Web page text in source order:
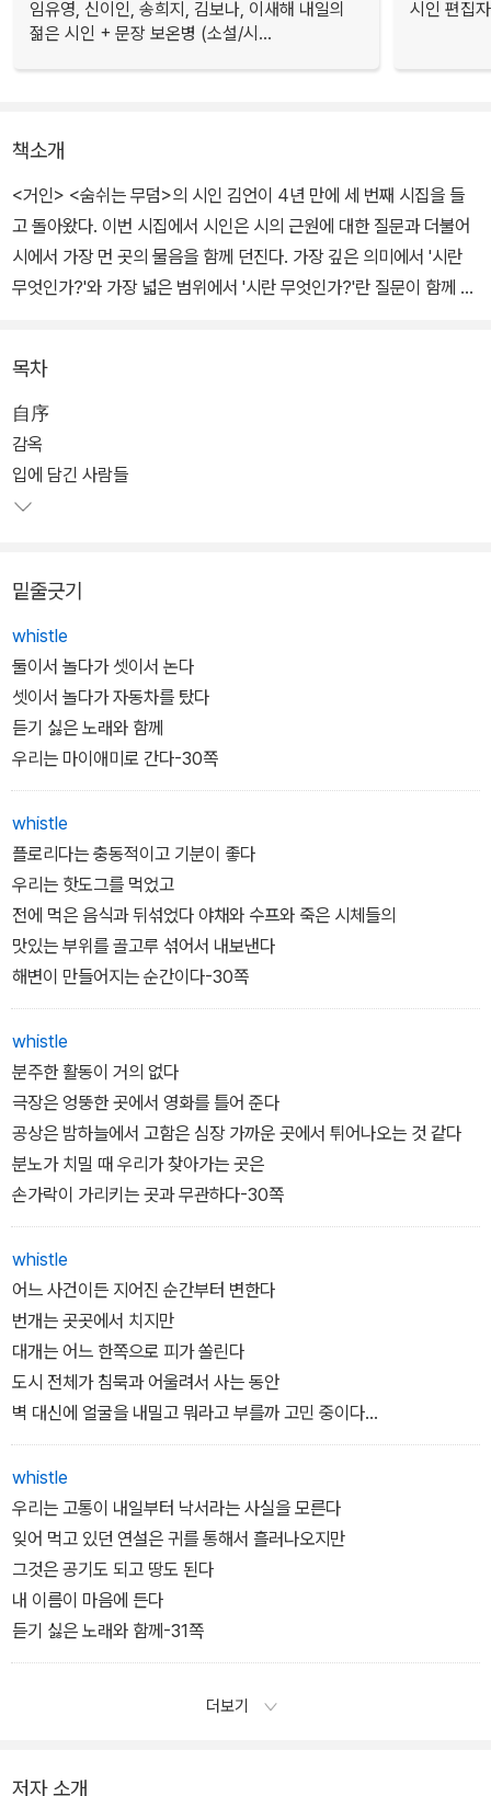
임유영, 신이인, 송희지, 김보나, 이새해 내일의
젊은 시인 + 문장 보온병 (소설/시...
시인 편집
책소개
<거인> <숨쉬는 무덤>의 시인 김언이 4년 만에 세 번째 시집을 들
고 돌아왔다. 이번 시집에서 시인은 시의 근원에 대한 질문과 더불어
시에서 가장 먼 곳의 물음을 함께 던진다. 가장 깊은 의미에서 '시란
무엇인가?'와 가장 넓은 범위에서 '시란 무엇인가?'란 질문이 함께 내
시인은 소통을 거부하는 시가 아니라 가장 은밀한 소통을 꿈꾼다. 시
의 근원주의자인 시인이 '소설을 쓰자'라는 제목으로 시집을 선보인
이유는, 실제로 소설을 쓰겠다는 것이 아니라 그만큼 '다른 시'를 쓰겠
다는 뜻이다. 시의 가장 뿌리 깊은 매력인 언어와 시의 가장 먼 곳의
소설에서 오는 모험을 함께 묶어 놓은 시집이다.
목차
自序
감옥
입에 담긴 사람들
밑줄긋기
whistle
둘이서 놀다가 셋이서 논다
셋이서 놀다가 자동차를 탔다
듣기 싫은 노래와 함께
우리는 마이애미로 간다-30쪽
whistle
플로리다는 충동적이고 기분이 좋다
우리는 핫도그를 먹었고
전에 먹은 음식과 뒤섞었다 야채와 수프와 죽은 시체들의
맛있는 부위를 골고루 섞어서 내보낸다
해변이 만들어지는 순간이다-30쪽
whistle
분주한 활동이 거의 없다
극장은 엉뚱한 곳에서 영화를 틀어 준다
공상은 밤하늘에서 고함은 심장 가까운 곳에서 튀어나오는 것 같다
분노가 치밀 때 우리가 찾아가는 곳은
손가락이 가리키는 곳과 무관하다-30쪽
whistle
어느 사건이든 지어진 순간부터 변한다
번개는 곳곳에서 치지만
대개는 어느 한쪽으로 피가 쏠린다
도시 전체가 침묵과 어울려서 사는 동안
벽 대신에 얼굴을 내밀고 뭐라고 부를까 고민 중이다
무언가를 끄적거리는 동안-31쪽
whistle
우리는 고통이 내일부터 낙서라는 사실을 모른다
잊어 먹고 있던 연설은 귀를 통해서 흘러나오지만
그것은 공기도 되고 땅도 된다
내 이름이 마음에 든다
듣기 싫은 노래와 함께-31쪽
더보기
저자 소개